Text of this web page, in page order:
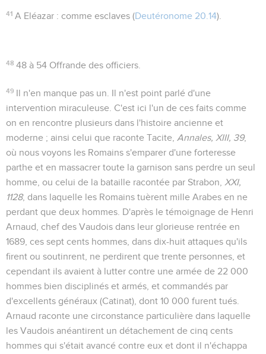
41 A Eléazar : comme esclaves (Deutéronome 20.14).
48 48 à 54 Offrande des officiers.
49 Il n'en manque pas un . Il n'est point parlé d'une
intervention miraculeuse. C'est ici l'un de ces faits comme
on en rencontre plusieurs dans l'histoire ancienne et
moderne ; ainsi celui que raconte Tacite, Annales, XIII, 39,
où nous voyons les Romains s'emparer d'une forteresse
parthe et en massacrer toute la garnison sans perdre un seul
homme, ou celui de la bataille racontée par Strabon, XXI,
1128, dans laquelle les Romains tuèrent mille Arabes en ne
perdant que deux hommes. D'après le témoignage de Henri
Arnaud, chef des Vaudois dans leur glorieuse rentrée en
1689, ces sept cents hommes, dans dix-huit attaques qu'ils
firent ou soutinrent, ne perdirent que trente personnes, et
cependant ils avaient à lutter contre une armée de 22 000
hommes bien disciplinés et armés, et commandés par
d'excellents généraux (Catinat), dont 10 000 furent tués.
Arnaud raconte une circonstance particulière dans laquelle
les Vaudois anéantirent un détachement de cinq cents
hommes qui s'était avancé contre eux et dont il n'échappa